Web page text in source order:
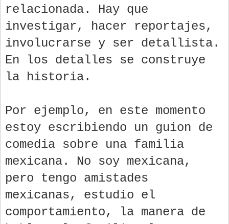
relacionada. Hay que
investigar, hacer reportajes,
involucrarse y ser detallista.
En los detalles se construye
la historia.
Por ejemplo, en este momento
estoy escribiendo un guion de
comedia sobre una familia
mexicana. No soy mexicana,
pero tengo amistades
mexicanas, estudio el
comportamiento, la manera de